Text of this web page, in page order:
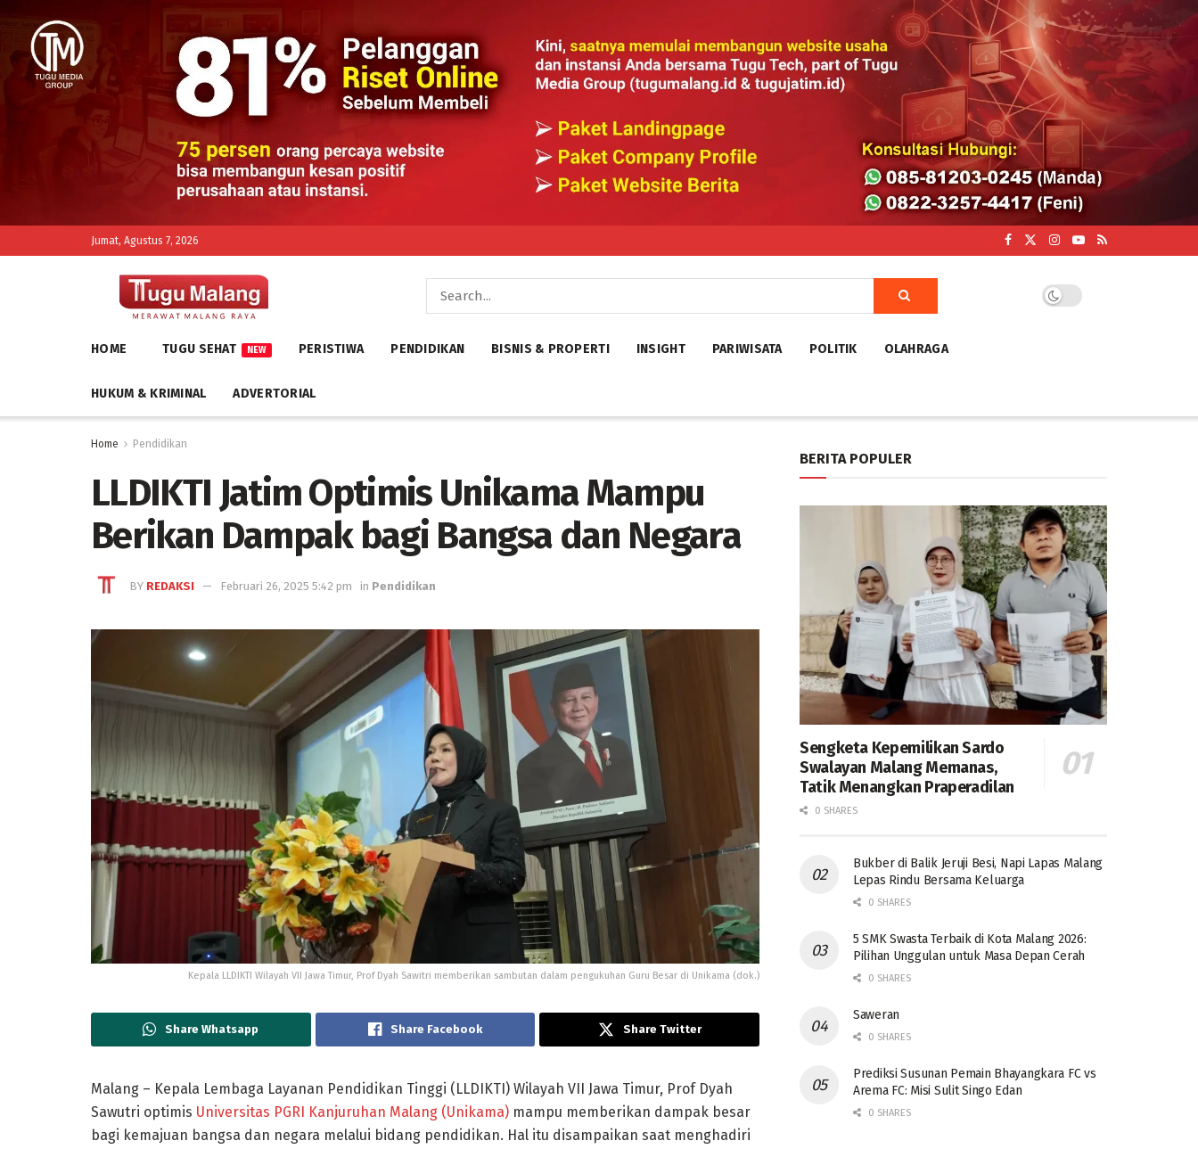
Jumat, Agustus 7, 2026
HOME TUGU SEHAT NEW PERISTIWA PENDIDIKAN BISNIS & PROPERTI INSIGHT PARIWISATA POLITIK OLAHRAGA
HUKUM & KRIMINAL ADVERTORIAL
Home Pendidikan
LLDIKTI Jatim Optimis Unikama Mampu
Berikan Dampak bagi Bangsa dan Negara
BY REDAKSI Februari 26, 2025 5:42 pm in Pendidikan
Kepala LLDIKTI Wilayah VII Jawa Timur, Prof Dyah Sawitri memberikan sambutan dalam pengukuhan Guru Besar di Unikama (dok.)
Share Whatsapp Share Facebook Share Twitter
Malang – Kepala Lembaga Layanan Pendidikan Tinggi (LLDIKTI) Wilayah VII Jawa Timur, Prof Dyah
Sawutri optimis Universitas PGRI Kanjuruhan Malang (Unikama) mampu memberikan dampak besar
bagi kemajuan bangsa dan negara melalui bidang pendidikan. Hal itu disampaikan saat menghadiri
BERITA POPULER
Sengketa Kepemilikan Sardo
Swalayan Malang Memanas,
Tatik Menangkan Praperadilan
0 SHARES
Bukber di Balik Jeruji Besi, Napi Lapas Malang
Lepas Rindu Bersama Keluarga
0 SHARES
5 SMK Swasta Terbaik di Kota Malang 2026:
Pilihan Unggulan untuk Masa Depan Cerah
0 SHARES
Saweran
0 SHARES
Prediksi Susunan Pemain Bhayangkara FC vs
Arema FC: Misi Sulit Singo Edan
0 SHARES